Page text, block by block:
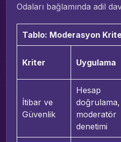
Odaları bağlamında adil
Tablo: Moderasyon
Kriter Uygulama
İtibar ve
Güvenlik
Hesap
doğrulama,
moderatör
denetimi